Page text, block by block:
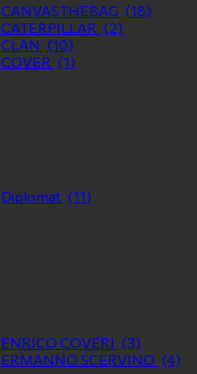
CANVASTHEBAG (18)
CATERPILLAR (2)
CLAN (10)
COVER (1)
Diplomat (11)
ENRICO COVERI (3)
ERMANNO SCERVINO (4)